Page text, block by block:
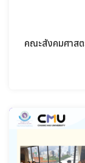
คณะสังคมศาส